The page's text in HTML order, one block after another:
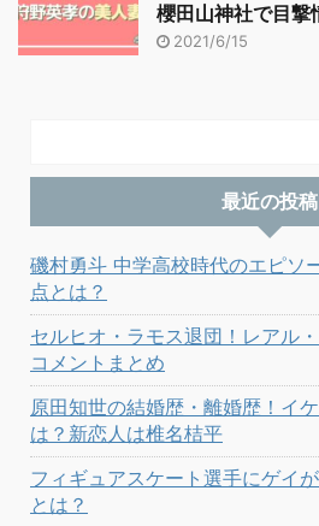
櫻田山神社で目撃
2021/6/15
最近の投稿
磯村勇斗 中学高校時代のエピソ
点とは？
セルヒオ・ラモス退団！レアル
コメントまとめ
原田知世の結婚歴・離婚歴！イ
は？新恋人は椎名桔平
フィギュアスケート選手にゲイ
とは？